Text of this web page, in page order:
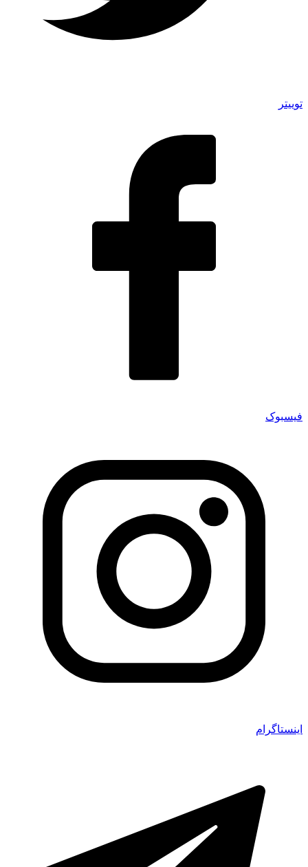
توییتر
فیسبوک
اینستاگرام